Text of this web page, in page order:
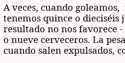
A veces, cuando
tenemos quince o dieciséis
resultado no nos favorece
o nueve cerveceros. La
cuando salen expulsados,